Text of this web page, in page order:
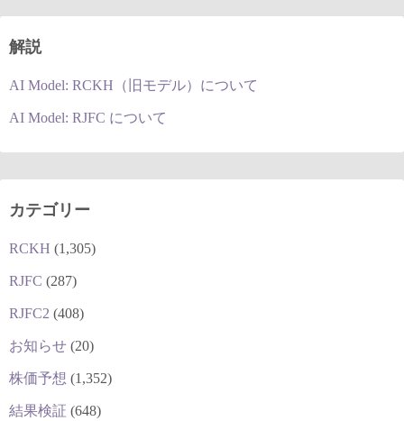
解説
AI Model: RCKH（旧モデル）について
AI Model: RJFC について
カテゴリー
RCKH (1,305)
RJFC (287)
RJFC2 (408)
お知らせ (20)
株価予想 (1,352)
結果検証 (648)